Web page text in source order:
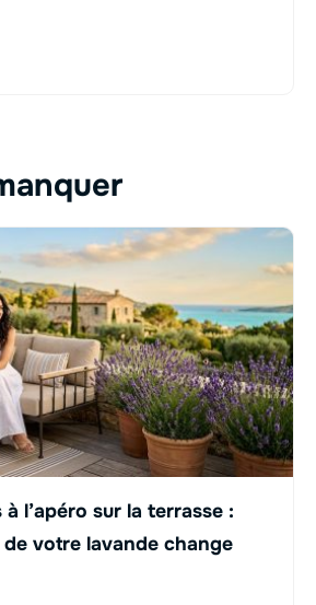
l’apéro sur la terrasse :
de votre lavande change